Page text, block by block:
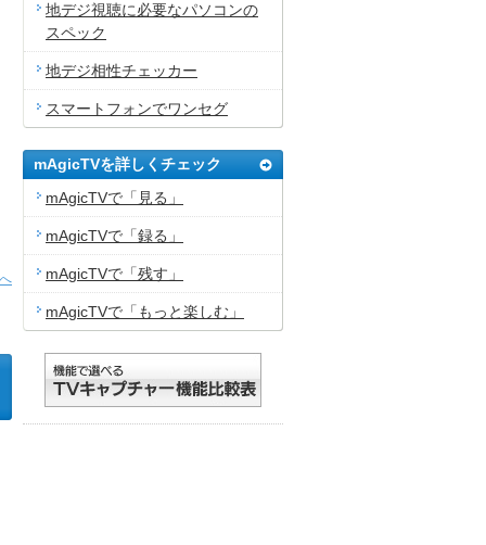
地デジ視聴に必要なパソコンの
スペック
地デジ相性チェッカー
スマートフォンでワンセグ
mAgicTVを詳しくチェック
mAgicTVで「見る」
mAgicTVで「録る」
mAgicTVで「残す」
mAgicTVで「もっと楽しむ」